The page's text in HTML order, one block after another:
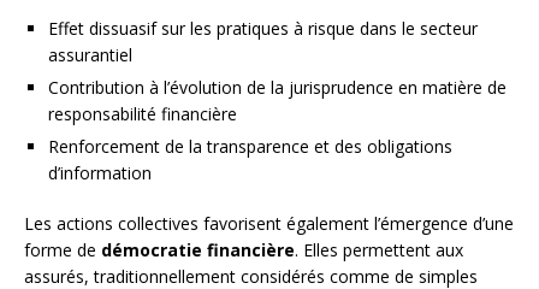
Effet dissuasif sur les pratiques à risque dans le secteur
assurantiel
Contribution à l’évolution de la jurisprudence en matière de
responsabilité financière
Renforcement de la transparence et des obligations
d’information
Les actions collectives favorisent également l’émergence d’une
forme de démocratie financière. Elles permettent aux
assurés, traditionnellement considérés comme de simples